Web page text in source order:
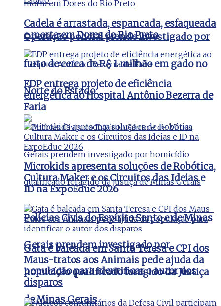
Operação policial prende investigado por
furto de cerca de R$ 1 milhão em gado no
Norte do Estado
Polícias Civis do Espírito Santo e de Minas
Gerais prendem investigado por
homicídio qualificado foragido da Justiça
de Minas Gerais
Cadela é arrastada, espancada, esfaqueada
e morta em Dores do Rio Preto
EDP entrega projeto de eficiência
energética ao Hospital Antônio Bezerra de
Faria
Microkids apresenta soluções de Robótica,
Cultura Maker e os Circuitos das Ideias e
ID na ExpoEduc 2026
Gata é baleada em Santa Teresa e CPI dos
Maus-tratos aos Animais pede ajuda da
população para identificar o autor dos
disparos